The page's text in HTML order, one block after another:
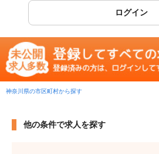
ログイン
神奈川県の市区町村から探す
他の条件で求人を探す